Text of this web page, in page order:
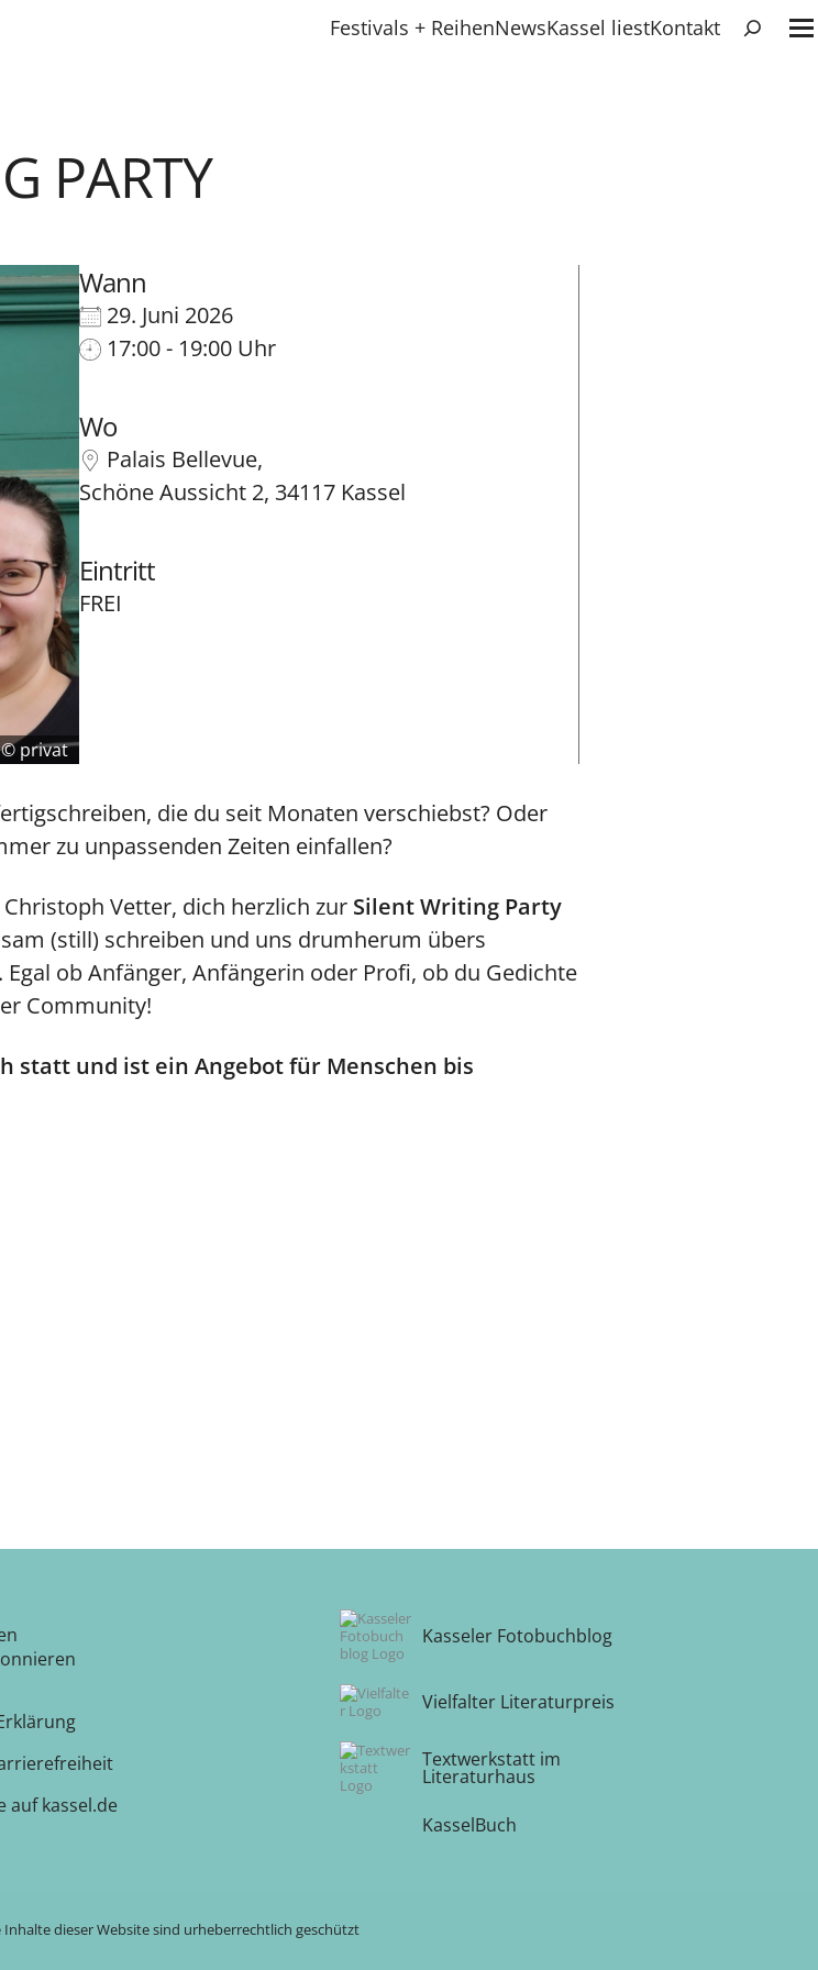
Festivals + ReihenNewsKassel liestKontaktSuchen
PARTY
privat
Wann
29. Juni 2026
17:00 - 19:00 Uhr
Wo
Palais Bellevue,
Schöne Aussicht 2, 34117 Kassel
Eintritt
FREI
die du seit Monaten verschiebst? Oder
zu unpassenden Zeiten einfallen?
Vetter, dich herzlich zur Silent Writing Party
(still) schreiben und uns drumherum übers
ob Anfänger, Anfängerin oder Profi, ob du Gedichte
Community!
statt und ist ein Angebot für Menschen bis
auf kassel.de
Kasseler Fotobuchblog
Vielfalter Literaturpreis
Textwerkstatt im
Literaturhaus
KasselBuch
dieser Website sind urheberrechtlich geschützt